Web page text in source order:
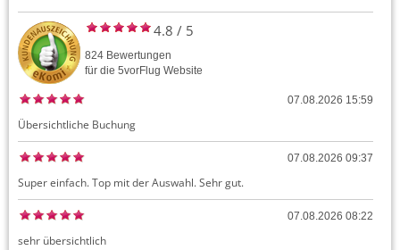
4.8 / 5
824 Bewertungen
für die 5vorFlug Website
07.08.2026 15:59
Übersichtliche Buchung
07.08.2026 09:37
Super einfach. Top mit der Auswahl. Sehr gut.
07.08.2026 08:22
sehr übersichtlich